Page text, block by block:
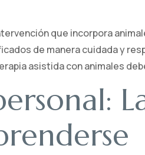
que incorpora
de manera cuidada y
asistida con animales